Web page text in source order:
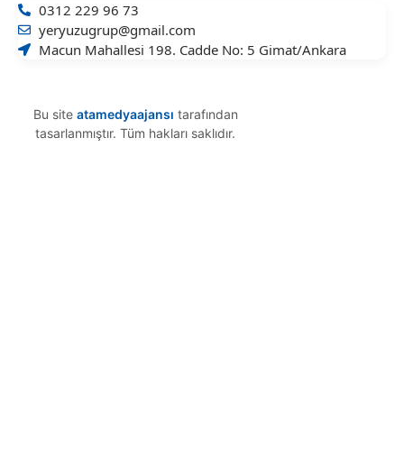
0312 229 96 73
yeryuzugrup@gmail.com
Macun Mahallesi 198. Cadde No: 5 Gimat/Ankara
Bu site atamedyaajansı tarafından
tasarlanmıştır. Tüm hakları saklıdır.